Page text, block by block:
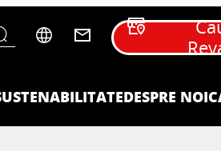
DESPRE NOI